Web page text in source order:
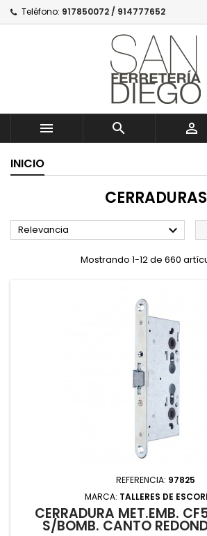
Teléfono: 917850072 / 914777652
  
INICIO
CERRADURAS
Relevancia 
Mostrando 1-12 de 660
REFERENCIA: 97825
MARCA: TALLERES DE
CERRADURA MET.EMB.
S/BOMB. CANTO